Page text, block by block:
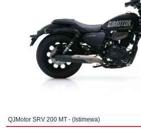
QJMotor SRV 200 MT - (Istimewa)